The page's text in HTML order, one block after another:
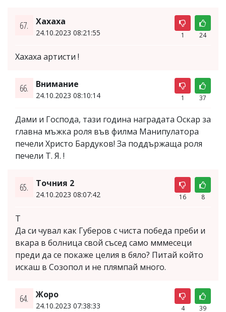
67. Хахаха
24.10.2023 08:21:55 1 24
Хахаха артисти !
66. Внимание
24.10.2023 08:10:14 1 37
Дами и Господа, тази година наградата Оскар за
главна мъжка роля във филма Манипулатора
печели Христо Бардуков! За поддържаща роля
печели Т. Я. !
65. Точния 2
24.10.2023 08:07:42 16 8
Т
Да си чувал как Губеров с чиста победа преби и
вкара в болница свой съсед само мммесеци
преди да се покаже целия в бяло? Питай който
искаш в Созопол и не плямпай много.
64. Жоро
24.10.2023 07:38:33 4 39